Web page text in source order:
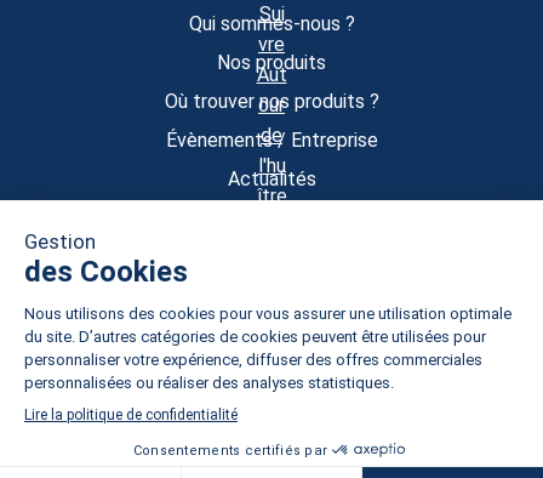
Qui sommes-nous ?
Nos produits
Où trouver nos produits ?
Évènements / Entreprise
Actualités
Mentions légales
CGU
Politique de confidentialité